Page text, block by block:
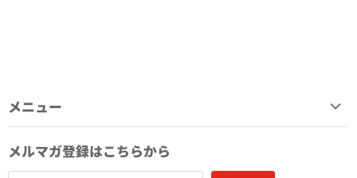
メニュー
kawaiipack 3D
メルマガ登録はこちらから